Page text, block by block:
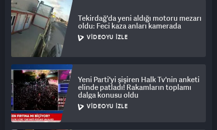
Tekirdağ'da yeni aldığı motoru mezarı
oldu: Feci kaza anları kamerada
VIDEOYU İZLE
Yeni Parti'yi şişiren Halk Tv'nin anketi
elinde patladı! Rakamların toplamı
dalga konusu oldu
VIDEOYU İZLE